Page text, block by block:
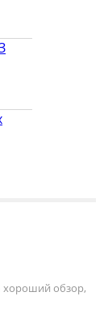
хороший обзор,